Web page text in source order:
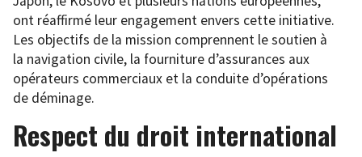
ont réaffirmé leur engagement envers cette initiative.
Les objectifs de la mission comprennent le soutien à
la navigation civile, la fourniture d’assurances aux
opérateurs commerciaux et la conduite d’opérations
de déminage.
Respect du droit international